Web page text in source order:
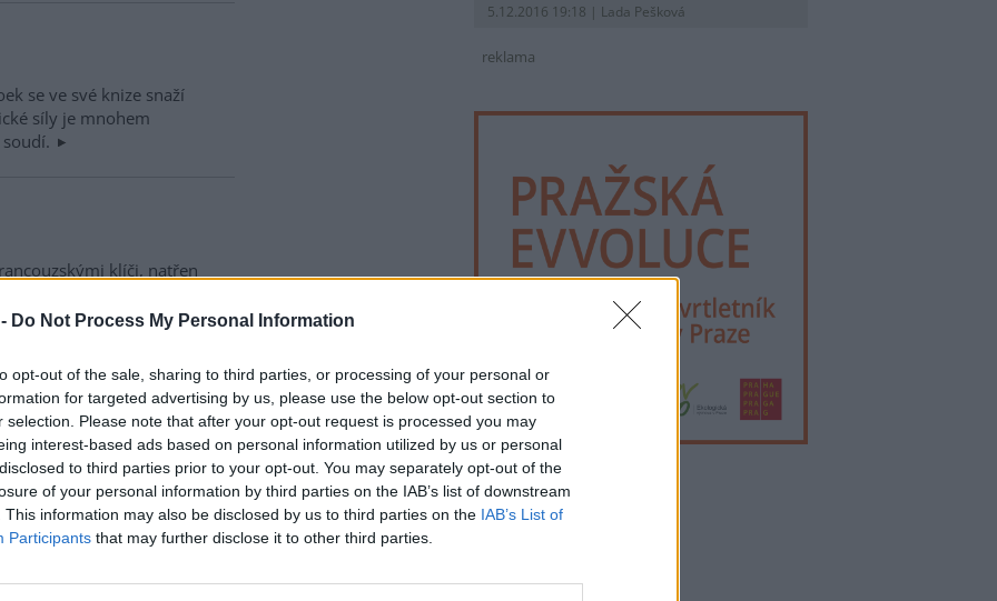
Do Not Process My Personal Information
opt-out of the sale, sharing to third parties, or processing of your personal or
for targeted advertising by us, please use the below opt-out section to
selection. Please note that after your opt-out request is processed you may
interest-based ads based on personal information utilized by us or personal
to third parties prior to your opt-out. You may separately opt-out of the
of your personal information by third parties on the IAB’s list of downstream
This information may also be disclosed by us to third parties on the IAB’s List of
Participants that may further disclose it to other third parties.
se ve své knize snaží
síly je mnohem
klíči, natřen
po té mučednické smrti do
putuje po bezprašných
spotřebitele
Rosa o. p. s. vydala v
- praktický rádce
volného času,
se zdá být ideální
volný čas ve zdravém
5.12.2016 19:18 | Lada Pešková
reklama
reklama